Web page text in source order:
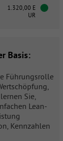
1.320,00 E
UR
Basis:
Führungsrolle
Sie,
Lean-
Kennzahlen